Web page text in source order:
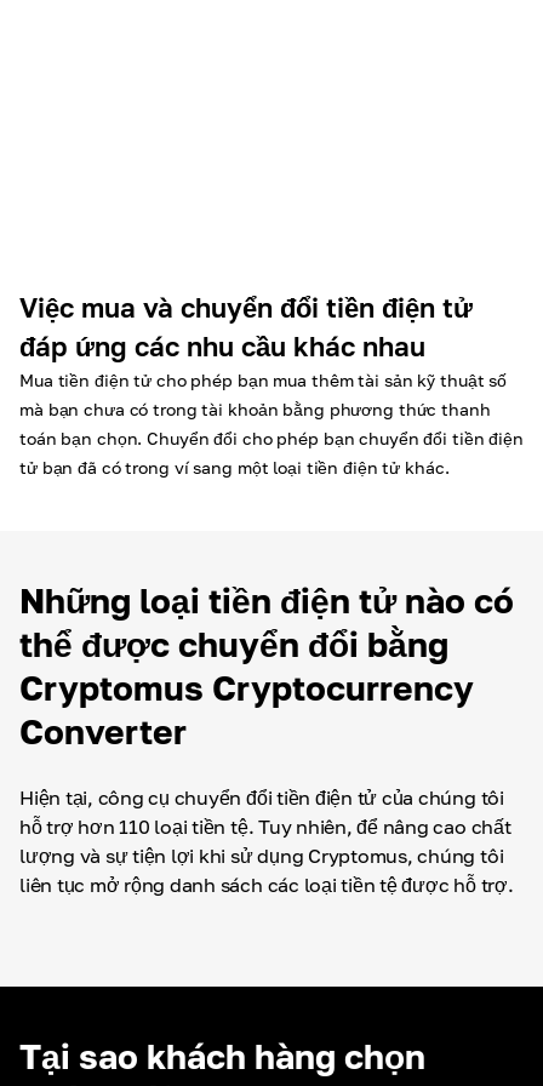
Việc mua và chuyển đổi tiền điện tử
đáp ứng các nhu cầu khác nhau
Mua tiền điện tử cho phép bạn mua thêm tài sản kỹ thuật số
mà bạn chưa có trong tài khoản bằng phương thức thanh
toán bạn chọn. Chuyển đổi cho phép bạn chuyển đổi tiền điện
tử bạn đã có trong ví sang một loại tiền điện tử khác.
Những loại tiền điện tử nào có
thể được chuyển đổi bằng
Cryptomus Cryptocurrency
Converter
Hiện tại, công cụ chuyển đổi tiền điện tử của chúng tôi
hỗ trợ hơn 110 loại tiền tệ. Tuy nhiên, để nâng cao chất
lượng và sự tiện lợi khi sử dụng Cryptomus, chúng tôi
liên tục mở rộng danh sách các loại tiền tệ được hỗ trợ.
Tại sao khách hàng chọn